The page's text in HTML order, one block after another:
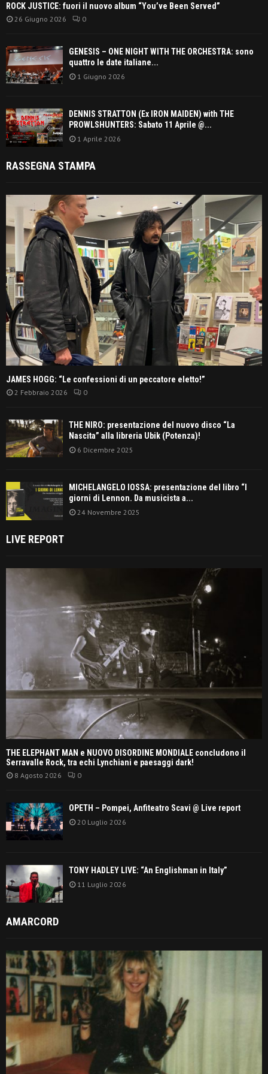
ROCK JUSTICE: fuori il nuovo album “You’ve Been Served”
26 Giugno 2026 0
GENESIS – ONE NIGHT WITH THE ORCHESTRA: sono
quattro le date italiane...
1 Giugno 2026
DENNIS STRATTON (Ex IRON MAIDEN) with THE
PROWLSHUNTERS: Sabato 11 Aprile @...
1 Aprile 2026
RASSEGNA STAMPA
JAMES HOGG: “Le confessioni di un peccatore eletto!”
2 Febbraio 2026 0
THE NIRO: presentazione del nuovo disco “La
Nascita” alla libreria Ubik (Potenza)!
6 Dicembre 2025
MICHELANGELO IOSSA: presentazione del libro “I
giorni di Lennon. Da musicista a...
24 Novembre 2025
LIVE REPORT
THE ELEPHANT MAN e NUOVO DISORDINE MONDIALE concludono il
Serravalle Rock, tra echi Lynchiani e paesaggi dark!
8 Agosto 2026 0
OPETH – Pompei, Anfiteatro Scavi @ Live report
20 Luglio 2026
TONY HADLEY LIVE: “An Englishman in Italy”
11 Luglio 2026
AMARCORD